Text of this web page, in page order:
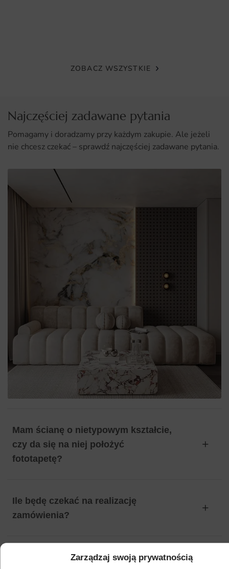
Zarządzaj swoją prywatnością
ZOBACZ WSZYSTKIE
Najczęściej zadawane pytania
Pomagamy i doradzamy przy każdym zakupie. Ale jeżeli
nie chcesz czekać – sprawdź najczęściej zadawane pytania.
Mam ścianę o nietypowym kształcie,
czy da się na niej położyć
fototapetę?
Ile będę czekać na realizację
zamówienia?
Czy mogę zwrócić fototapetę?